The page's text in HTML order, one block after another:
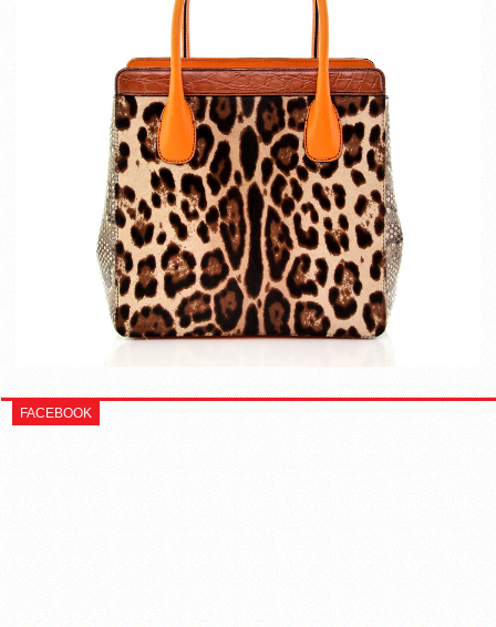
FACEBOOK